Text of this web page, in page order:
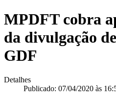
MPDFT cobra
da divulgação
GDF
Detalhes
Publicado: 07/04/2020 às